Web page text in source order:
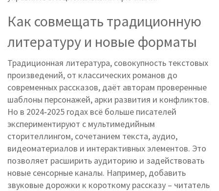
Как совмещать традиционную
литературу и новые форматы
Традиционная литература, совокупность текстовых
произведений, от классических романов до
современных рассказов, даёт авторам проверенные
шаблоны персонажей, арки развития и конфликтов.
Но в 2024‑2025 годах всё больше писателей
экспериментируют с мультимедийным
сторителлингом, сочетанием текста, аудио,
видеоматериалов и интерактивных элементов. Это
позволяет расширить аудиторию и задействовать
новые сенсорные каналы. Например, добавить
звуковые дорожки к короткому рассказу – читатель